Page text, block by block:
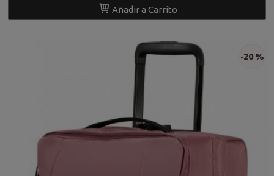
Añadir a Carrito
-20 %